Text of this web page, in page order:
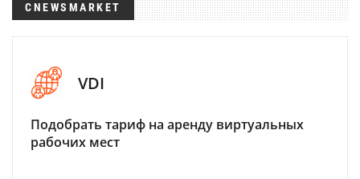
CNEWSMARKET
VDI
Подобрать тариф на аренду виртуальных
рабочих мест